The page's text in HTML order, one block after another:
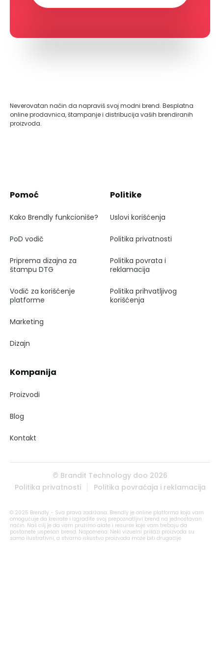
Neverovatan način da napraviš svoj modni brend. Besplatna
online prodavnica, štampanje i distribucija vaših brendiranih
proizvoda.
Pomoć
Kako Brendly funkcioniše?
PoD vodič
Priprema dizajna za
štampu DTG
Vodič za korišćenje
platforme
Marketing
Dizajn
Politike
Uslovi korišćenja
Politika privatnosti
Politika povrata i
reklamacija
Politika prihvatljivog
korišćenja
Kompanija
Proizvodi
Blog
Kontakt
© Brandit Technology doo 2026
Politika privatnosti
Politika povraćaja i reklamacija
© 2025 Brendly - Sva prava zadržana. Brendly je online platforma koja vam
omogućuje da kreirate i izgradite svoj prepoznatljivi brend na jednostavan
način. Naš cilj je da vam pružimo alate i resurse koje vam trebaju da
postanete uspešan brend. Napomena: Neki vizuelni prikazi proizvoda su
samo ilustrativni, a stvarno iskustvo proizvoda može biti drugačije.